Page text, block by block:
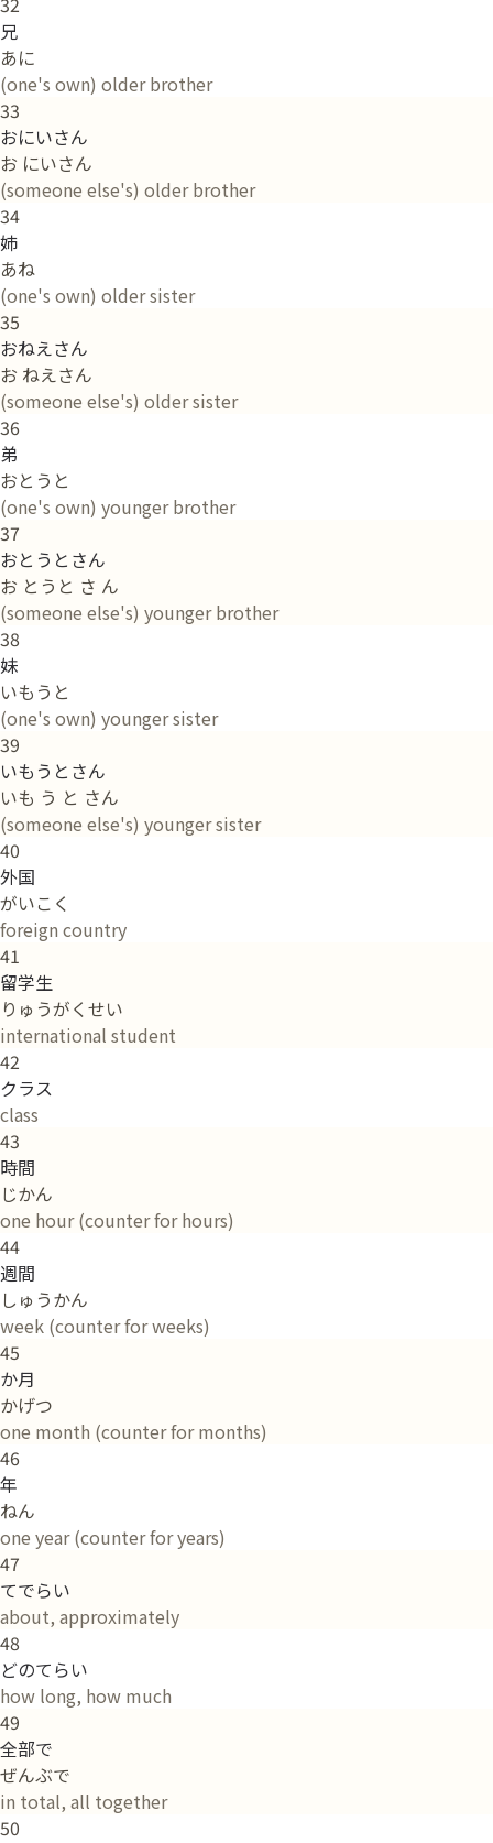
兄
あに
(one's own) older brother
33
おにいさん
お にいさん
(someone else's) older brother
34
姉
あね
(one's own) older sister
35
おねえさん
お ねえさん
(someone else's) older sister
36
弟
おとうと
(one's own) younger brother
37
おとうとさん
お とうと さ ん
(someone else's) younger brother
38
妹
いもうと
(one's own) younger sister
39
いもうとさん
いも う と さん
(someone else's) younger sister
40
外国
がいこく
foreign country
41
留学生
りゅうがくせい
international student
42
クラス
class
43
時間
じかん
one hour (counter for hours)
44
週間
しゅうかん
week (counter for weeks)
45
か月
かげつ
one month (counter for months)
46
年
ねん
one year (counter for years)
47
てでらい
about, approximately
48
どのてらい
how long, how much
49
全部で
ぜんぶで
in total, all together
50